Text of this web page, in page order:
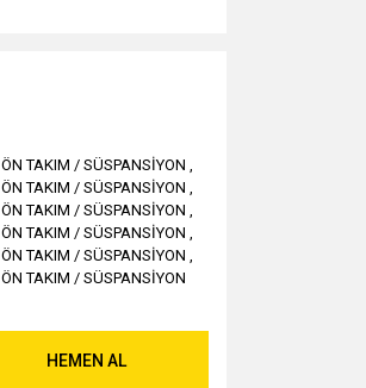
ÖN TAKIM / SÜSPANSİYON ,
ÖN TAKIM / SÜSPANSİYON ,
ÖN TAKIM / SÜSPANSİYON ,
ÖN TAKIM / SÜSPANSİYON ,
ÖN TAKIM / SÜSPANSİYON ,
ÖN TAKIM / SÜSPANSİYON
HEMEN AL